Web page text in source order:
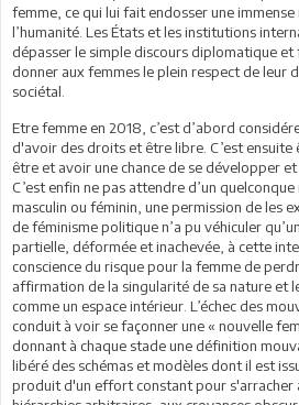
femme, ce qui lui fait endosser une
l’humanité. Les États et les institutions
dépasser le simple discours diplomatique et
donner aux femmes le plein respect de leur
sociétal.
Etre femme en 2018, c’est d’abord
d'avoir des droits et être libre. C’est
être et avoir une chance de se développer
C’est enfin ne pas attendre d’un
masculin ou féminin, une permission de les
de féminisme politique n’a pu véhiculer
partielle, déformée et inachevée, à cette
conscience du risque pour la femme de
affirmation de la singularité de sa nature et
comme un espace intérieur. L’échec des
conduit à voir se façonner une « nouvelle
donnant à chaque stade une définition
libéré des schémas et modèles dont il est
produit d'un effort constant pour s'arracher